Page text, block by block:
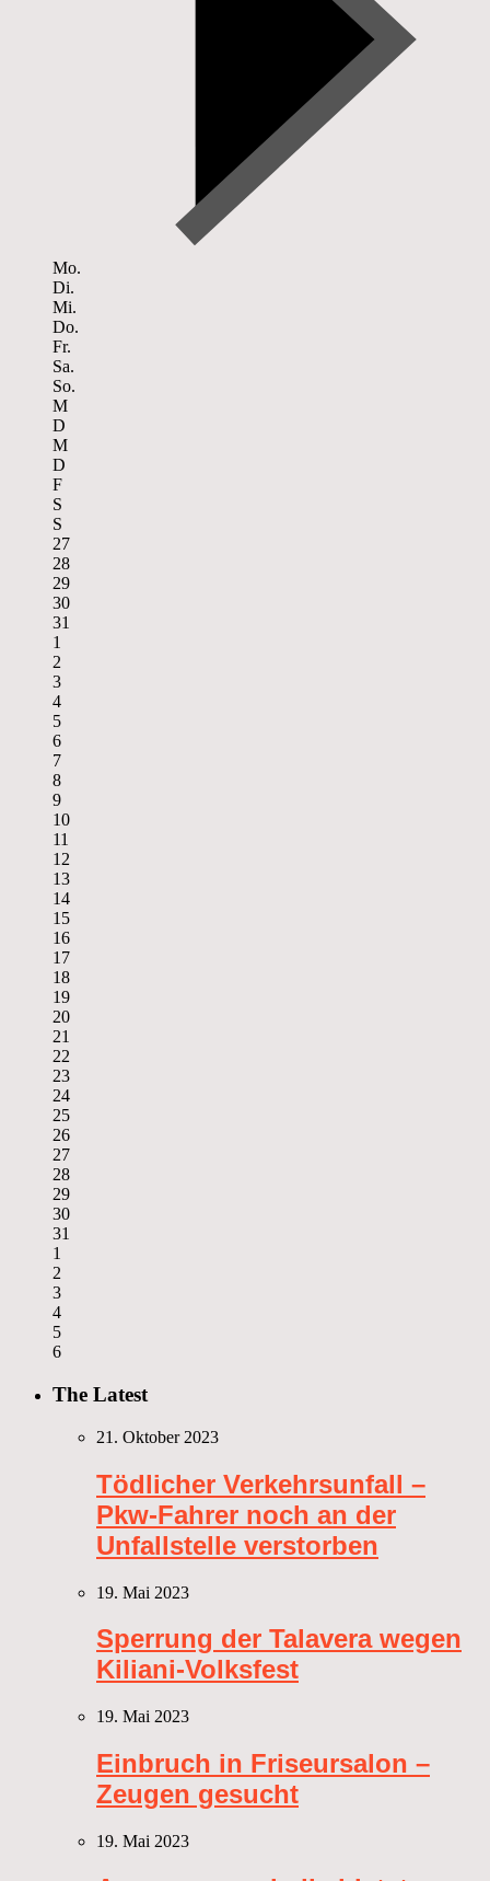
Mo.
Di.
Mi.
Do.
Fr.
Sa.
So.
M
D
M
D
F
S
S
27
28
29
30
31
1
2
3
4
5
6
7
8
9
10
11
12
13
14
15
16
17
18
19
20
21
22
23
24
25
26
27
28
29
30
31
1
2
3
4
5
6
The Latest
21. Oktober 2023
Tödlicher Verkehrsunfall –
Pkw-Fahrer noch an der
Unfallstelle verstorben
19. Mai 2023
Sperrung der Talavera wegen
Kiliani-Volksfest
19. Mai 2023
Einbruch in Friseursalon –
Zeugen gesucht
19. Mai 2023